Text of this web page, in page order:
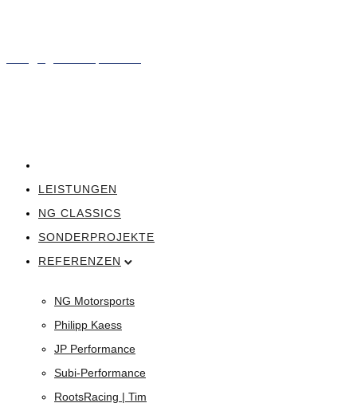
LEISTUNGEN
NG CLASSICS
SONDERPROJEKTE
REFERENZEN
NG Motorsports
Philipp Kaess
JP Performance
Subi-Performance
RootsRacing | Tim